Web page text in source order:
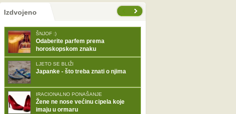
stranice
Izdvojeno
ŠNJOF :)
Odaberite parfem prema
horoskopskom znaku
LJETO SE BLIŽI
Japanke - što treba znati o njima
IRACIONALNO PONAŠANJE
Žene ne nose većinu cipela koje
imaju u ormaru